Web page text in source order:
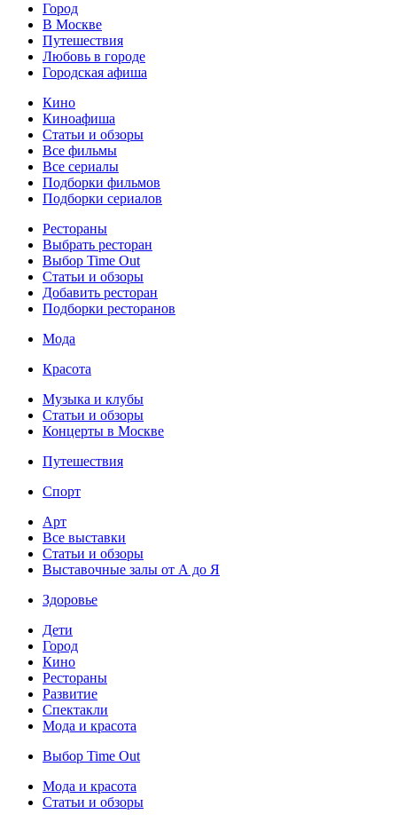
Город
В Москве
Путешествия
Любовь в городе
Городская афиша
Кино
Киноафиша
Статьи и обзоры
Все фильмы
Все сериалы
Подборки фильмов
Подборки сериалов
Рестораны
Выбрать ресторан
Выбор Time Out
Статьи и обзоры
Добавить ресторан
Подборки ресторанов
Мода
Красота
Музыка и клубы
Статьи и обзоры
Концерты в Москве
Путешествия
Спорт
Арт
Все выставки
Статьи и обзоры
Выставочные залы от А до Я
Здоровье
Дети
Город
Кино
Рестораны
Развитие
Спектакли
Мода и красота
Выбор Time Out
Мода и красота
Статьи и обзоры